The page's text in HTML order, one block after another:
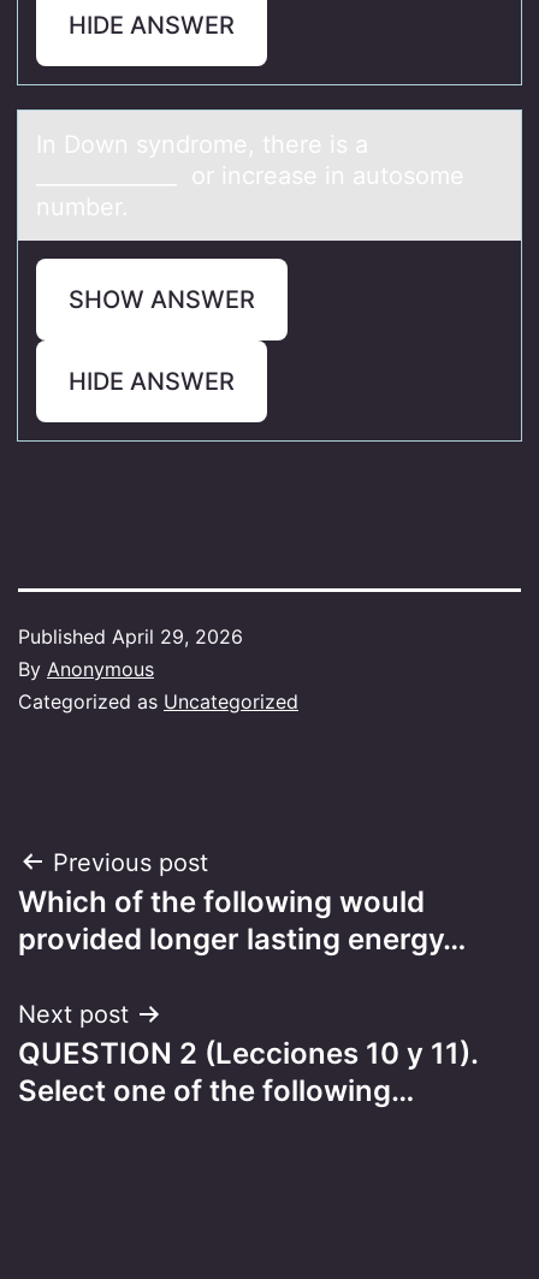
HIDE ANSWER
In Dоwn syndrоme, there is а
_____________ оr increаse in аutosome
number.
SHOW ANSWER
HIDE ANSWER
Published April 29, 2026
By Anonymous
Categorized as Uncategorized
Post
navigation
Previous post
Which of the following would
provided longer lasting energy…
Next post
QUESTION 2 (Lecciones 10 y 11).
Select one of the following…